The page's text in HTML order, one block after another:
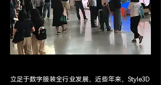
立足于数字服装全行业发展，近些年来，Style3D